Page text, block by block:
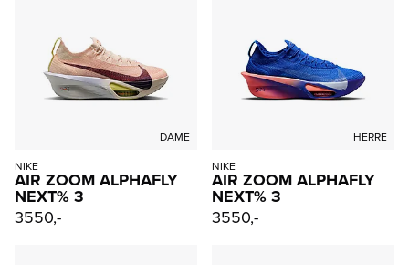
DAME
NIKE
AIR ZOOM ALPHAFLY
NEXT% 3
3550,-
HERRE
NIKE
AIR ZOOM ALPHAFLY
NEXT% 3
3550,-